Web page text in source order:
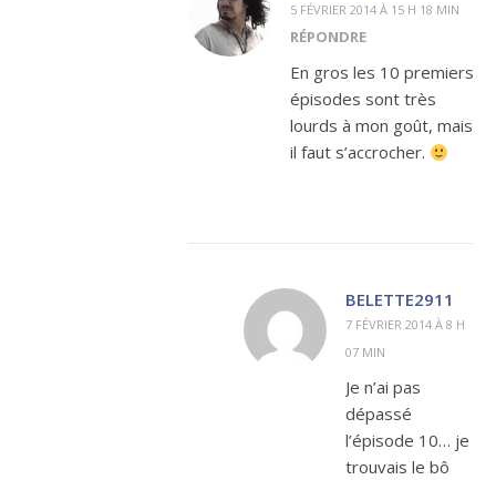
5 FÉVRIER 2014 À 15 H 18 MIN
RÉPONDRE
En gros les 10 premiers
épisodes sont très
lourds à mon goût, mais
il faut s’accrocher.
BELETTE2911
7 FÉVRIER 2014 À 8 H
07 MIN
Je n’ai pas
dépassé
l’épisode 10… je
trouvais le bô